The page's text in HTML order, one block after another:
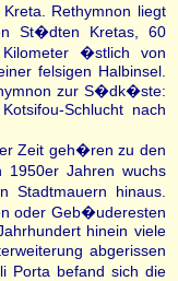
Rethymnon liegt
St�dten Kretas, 60
�stlich von
felsigen Halbinsel.
zur S�dk�ste:
Schlucht nach
Zeit geh�ren zu den
Jahren wuchs
Stadtmauern hinaus.
oder Geb�uderesten
hinein viele
abgerissen
Porta befand sich die